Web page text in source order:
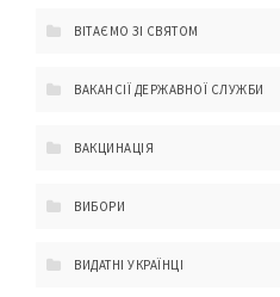
ВІТАЄМО ЗІ СВЯТОМ
ВАКАНСІЇ ДЕРЖАВНОЇ СЛУЖБИ
ВАКЦИНАЦІЯ
ВИБОРИ
ВИДАТНІ УКРАЇНЦІ